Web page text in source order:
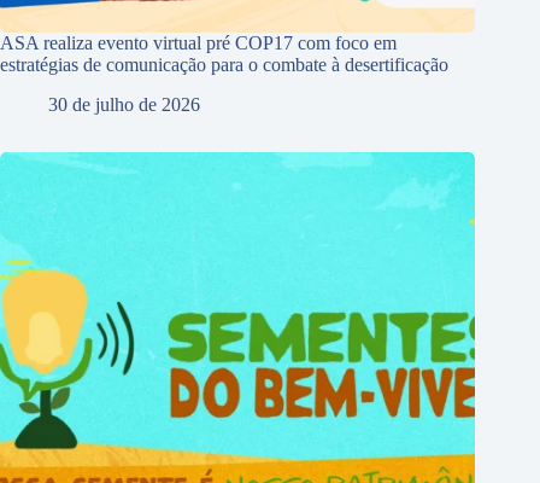
ASA realiza evento virtual pré COP17 com foco em
estratégias de comunicação para o combate à desertificação
30 de julho de 2026